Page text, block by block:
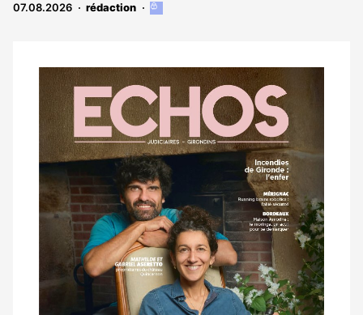
07.08.2026 rédaction
Cet
aux
abonnés
Notre
dernier
magazine